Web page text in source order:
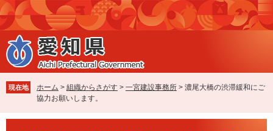
ペ
ー
ジ
の
先
で
す
メ
ニ
ュ
ー
を
ば
し
本
現在地 ホーム > 組織からさがす > 一宮建設事務所 > 濃尾大橋の渋滞緩和にご
協力お願いします。